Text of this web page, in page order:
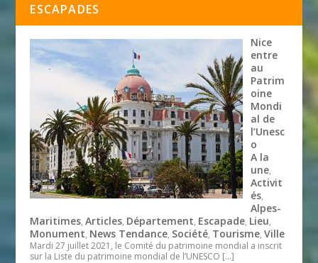
ESCAPADES
Nice
entre
au
Patrim
oine
Mondi
al de
l’Unesc
o
A la
une,
Activit
és,
Alpes-
Maritimes,Articles, Département, Escapade, Lieu,
Monument, News Tendance, Société, Tourisme,Ville
Mardi 27 juillet 2021, le Comité du patrimoine mondial a inscrit
sur la Liste du patrimoine mondial de l’UNESCO […]